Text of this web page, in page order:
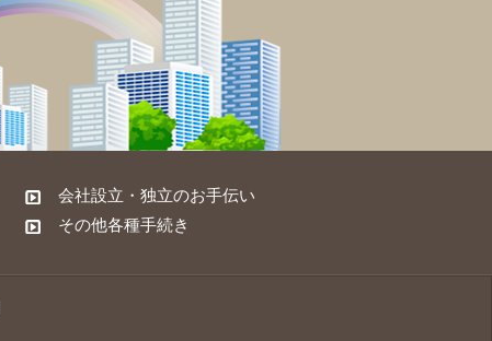
会社設立・独立のお手伝い
その他各種手続き